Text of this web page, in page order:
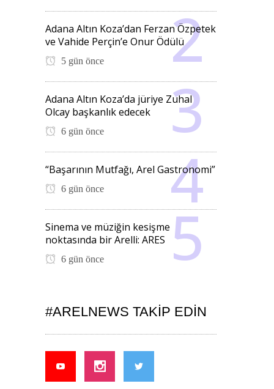
Adana Altın Koza’dan Ferzan Özpetek
ve Vahide Perçin’e Onur Ödülü
5 gün önce
Adana Altın Koza’da jüriye Zuhal
Olcay başkanlık edecek
6 gün önce
“Başarının Mutfağı, Arel Gastronomi”
6 gün önce
Sinema ve müziğin kesişme
noktasında bir Arelli: ARES
6 gün önce
#ARELNEWS TAKIP EDIN